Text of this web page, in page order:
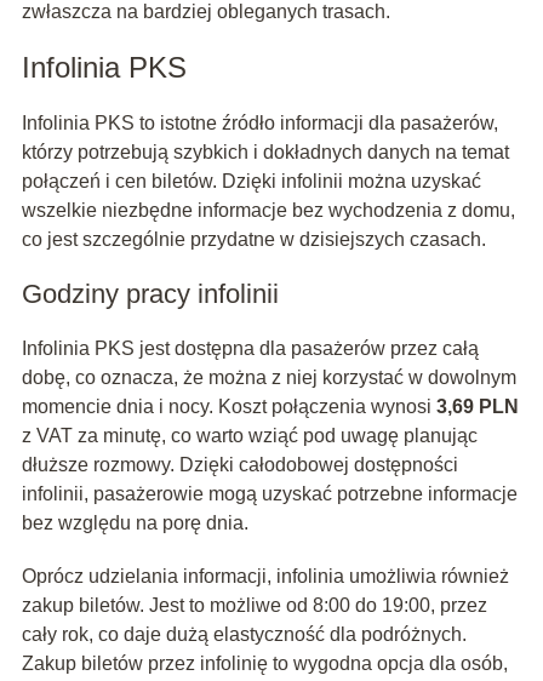
zwłaszcza na bardziej obleganych trasach.
Infolinia PKS
Infolinia PKS to istotne źródło informacji dla pasażerów,
którzy potrzebują szybkich i dokładnych danych na temat
połączeń i cen biletów. Dzięki infolinii można uzyskać
wszelkie niezbędne informacje bez wychodzenia z domu,
co jest szczególnie przydatne w dzisiejszych czasach.
Godziny pracy infolinii
Infolinia PKS jest dostępna dla pasażerów przez całą
dobę, co oznacza, że można z niej korzystać w dowolnym
momencie dnia i nocy. Koszt połączenia wynosi 3,69 PLN
z VAT za minutę, co warto wziąć pod uwagę planując
dłuższe rozmowy. Dzięki całodobowej dostępności
infolinii, pasażerowie mogą uzyskać potrzebne informacje
bez względu na porę dnia.
Oprócz udzielania informacji, infolinia umożliwia również
zakup biletów. Jest to możliwe od 8:00 do 19:00, przez
cały rok, co daje dużą elastyczność dla podróżnych.
Zakup biletów przez infolinię to wygodna opcja dla osób,